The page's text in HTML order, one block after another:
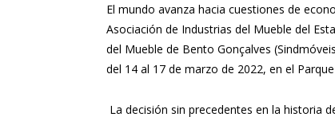
El mundo avanza hacia cuestiones de
Asociación de Industrias del Mueble del
del Mueble de Bento Gonçalves
del 14 al 17 de marzo de 2022, en el
La decisión sin precedentes en la historia